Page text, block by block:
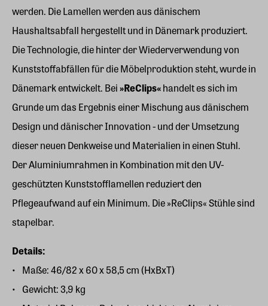
werden. Die Lamellen werden aus dänischem
Haushaltsabfall hergestellt und in Dänemark produziert.
Die Technologie, die hinter der Wiederverwendung von
Kunststoffabfällen für die Möbelproduktion steht, wurde in
Dänemark entwickelt. Bei»ReClips«handelt es sich im
Grunde um das Ergebnis einer Mischung aus dänischem
Design und dänischer Innovation - und der Umsetzung
dieser neuen Denkweise und Materialien in einen Stuhl.
Der Aluminiumrahmen in Kombination mit den UV-
geschützten Kunststofflamellen reduziert den
Pflegeaufwand auf ein Minimum. Die »ReClips« Stühle sind
stapelbar.
Details:
Maße: 46/82 x 60 x 58,5 cm (HxBxT)
Gewicht: 3,9 kg